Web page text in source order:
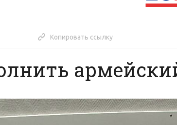
Копировать ссылку